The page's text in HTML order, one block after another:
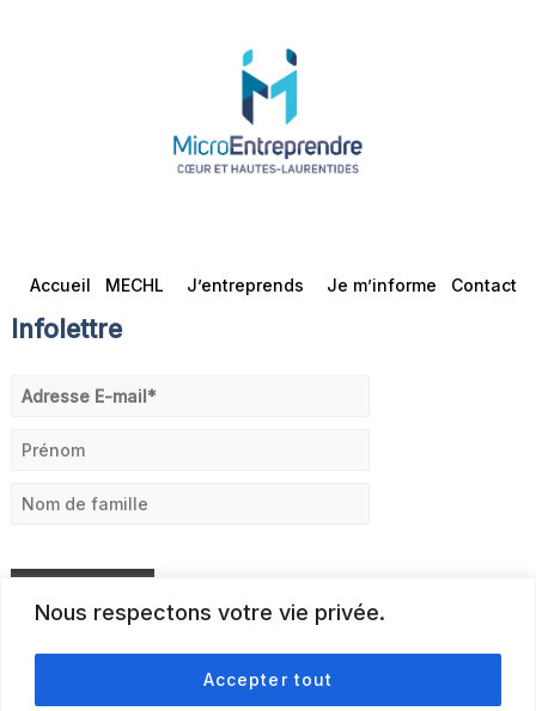
Nous respectons votre vie privée.
Accepter tout
Accueil MECHL J’entreprends Je m’informe Contact
Infolettre